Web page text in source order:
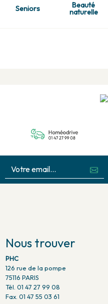
Seniors Beauté
naturelle
Nous trouver
PHC
126 rue de la pompe
75116 PARIS
Tél. 01 47 27 99 08
Fax. 01 47 55 03 61